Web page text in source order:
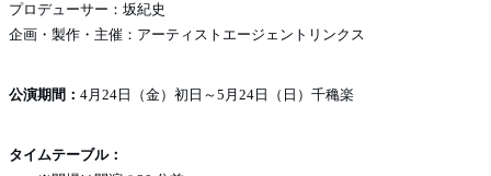
プロデューサー：坂紀史
企画・製作・主催：アーティストエージェントリンクス
公演期間： 4月24日（金）初日～5月24日（日）千穐楽
タイムテーブル：